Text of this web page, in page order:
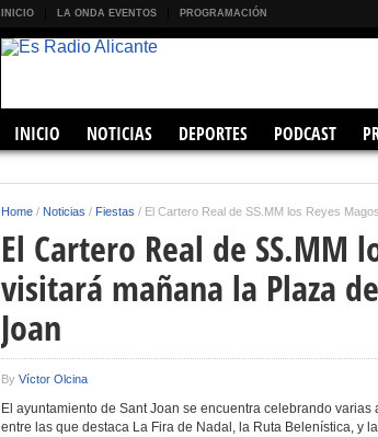
INICIO LA ONDA EVENTOS PROGRAMACIÓN
INICIO NOTICIAS DEPORTES PODCAST
Home / Noticias / Fiestas / El Cartero Real de SS.MM los Reyes
El Cartero Real de SS.MM
visitará mañana la Plaza
Joan
By Víctor Olcina
El ayuntamiento de Sant Joan se encuentra celebrando
entre las que destaca La Fira de Nadal, la Ruta Belenística, y